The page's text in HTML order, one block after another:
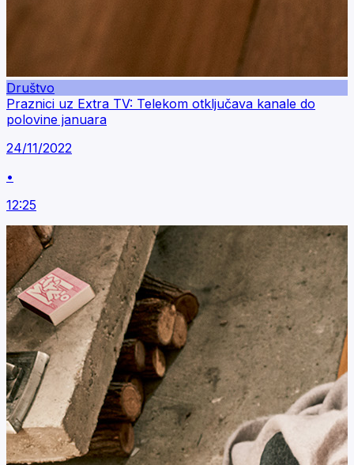
Društvo
Praznici uz Extra TV: Telekom otključava kanale do
polovine januara
24/11/2022
•
12:25